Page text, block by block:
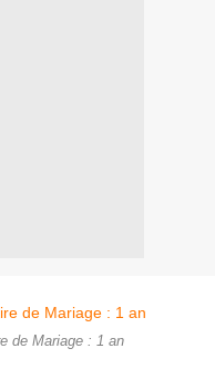
de Mariage : 1 an